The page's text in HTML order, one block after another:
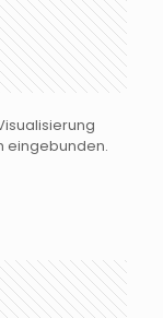
eingebunden.